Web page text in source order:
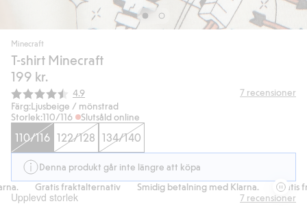
Minecraft
T-shirt Minecraft
199 kr.
Snittbetyg:
4.9 7 recensioner
Färg:Ljusbeige / mönstrad
Storlek:110/116 Slutsåld online
110/116 122/128 134/140
Denna produkt går inte längre att köpa
Gratis fraktalternativ Smidig betalning med Klarna. Gratis
Upplevd storlek 7 recensioner